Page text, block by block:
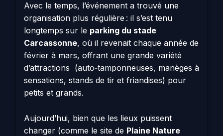
Avec le temps, l’événement a trouvé une
organisation plus régulière : il s’est tenu
longtemps sur le parking du stade
Carcassonne, où il revenait chaque année de
février à mars, offrant une grande variété
d’attractions (auto‑tamponneuses, manèges à
sensations, stands de tir et friandises) pour
petits et grands.
Aujourd’hui, bien que les lieux puissent
changer (comme le site de Plaine Nature